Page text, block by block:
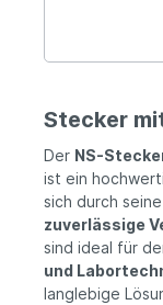
Stecker
Der NS-
ist ein
sich durch seine
zuverlässige
sind ideal für
und
langlebige